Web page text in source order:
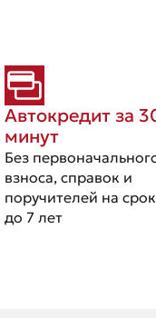
Автокредит за
минут
Без
взноса, справок и
поручителей на срок
до 7 лет